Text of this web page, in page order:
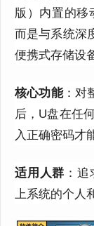
版）内置的移
而是与系统深
便携式存储设
核心功能：对
后，U盘在任
入正确密码才
适用人群 ：
上系统的个人